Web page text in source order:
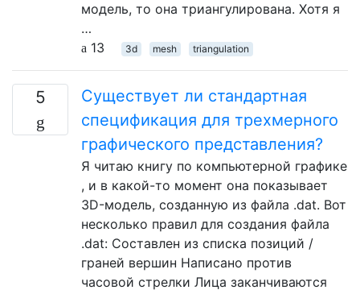
модель, то она триангулирована. Хотя я
…
13
3d mesh triangulation
5
Существует ли стандартная
спецификация для трехмерного
графического представления?
Я читаю книгу по компьютерной графике
, и в какой-то момент она показывает
3D-модель, созданную из файла .dat. Вот
несколько правил для создания файла
.dat: Составлен из списка позиций /
граней вершин Написано против
часовой стрелки Лица заканчиваются